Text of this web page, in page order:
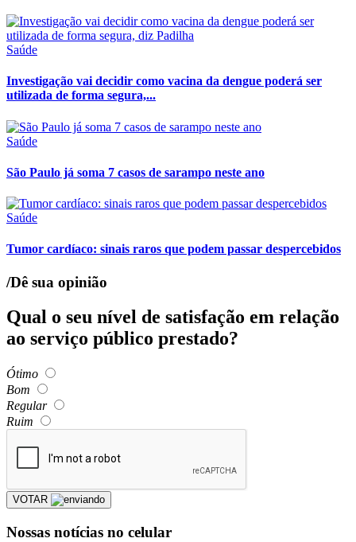
Saúde
Investigação vai decidir como vacina da dengue poderá ser
utilizada de forma segura,...
Saúde
São Paulo já soma 7 casos de sarampo neste ano
Saúde
Tumor cardíaco: sinais raros que podem passar despercebidos
/Dê sua opinião
Qual o seu nível de satisfação em relação
ao serviço público prestado?
Ótimo
Bom
Regular
Ruim
VOTAR
Nossas notícias no celular